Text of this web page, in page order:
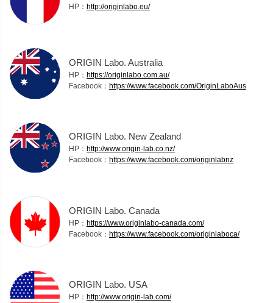
HP： http://originlabo.eu/
ORIGIN Labo. Australia
HP： https://originlabo.com.au/
Facebook： https://www.facebook.com/OriginLaboAus
ORIGIN Labo. New Zealand
HP： http://www.origin-lab.co.nz/
Facebook： https://www.facebook.com/originlabnz
ORIGIN Labo. Canada
HP： https://www.originlabo-canada.com/
Facebook： https://www.facebook.com/originlaboca/
ORIGIN Labo. USA
HP： http://www.origin-lab.com/